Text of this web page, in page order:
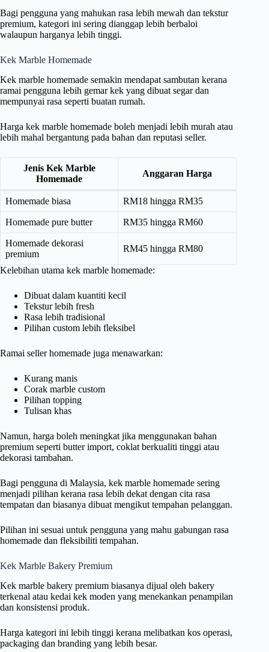
Bagi pengguna yang mahukan rasa lebih mewah dan tekstur
premium, kategori ini sering dianggap lebih berbaloi
walaupun harganya lebih tinggi.
Kek Marble Homemade
Kek marble homemade semakin mendapat sambutan kerana
ramai pengguna lebih gemar kek yang dibuat segar dan
mempunyai rasa seperti buatan rumah.
Harga kek marble homemade boleh menjadi lebih murah atau
lebih mahal bergantung pada bahan dan reputasi seller.
Jenis Kek Marble
Homemade
Anggaran Harga
Homemade biasa RM18 hingga RM35
Homemade pure butter RM35 hingga RM60
Homemade dekorasi
premium
RM45 hingga RM80
Kelebihan utama kek marble homemade:
Dibuat dalam kuantiti kecil
Tekstur lebih fresh
Rasa lebih tradisional
Pilihan custom lebih fleksibel
Ramai seller homemade juga menawarkan:
Kurang manis
Corak marble custom
Pilihan topping
Tulisan khas
Namun, harga boleh meningkat jika menggunakan bahan
premium seperti butter import, coklat berkualiti tinggi atau
dekorasi tambahan.
Bagi pengguna di Malaysia, kek marble homemade sering
menjadi pilihan kerana rasa lebih dekat dengan cita rasa
tempatan dan biasanya dibuat mengikut tempahan pelanggan.
Pilihan ini sesuai untuk pengguna yang mahu gabungan rasa
homemade dan fleksibiliti tempahan.
Kek Marble Bakery Premium
Kek marble bakery premium biasanya dijual oleh bakery
terkenal atau kedai kek moden yang menekankan penampilan
dan konsistensi produk.
Harga kategori ini lebih tinggi kerana melibatkan kos operasi,
packaging dan branding yang lebih besar.